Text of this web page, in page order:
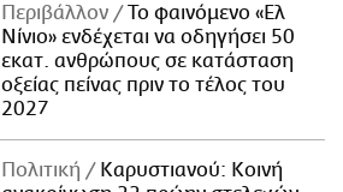
Περιβάλλον
Το φαινόμενο «Ελ
Νίνιο» ενδέχεται να οδηγήσει 50
εκατ. ανθρώπους σε κατάσταση
οξείας πείνας πριν το τέλος του
2027
Πολιτική
Καρυστιανού: Κοινή